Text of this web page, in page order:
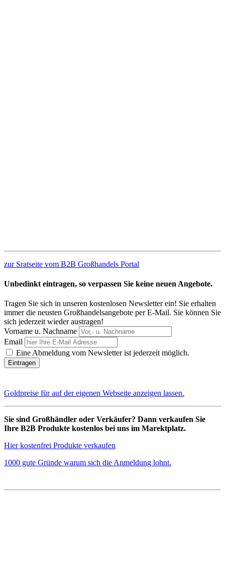
zur Sratseite vom B2B Großhandels Portal
Unbedinkt eintragen, so verpassen Sie keine neuen Angebote.
Tragen Sie sich in unseren kostenlosen Newsletter ein! Sie erhalten
immer die neusten Großhandelsangebote per E-Mail. Sie können Sie
sich jederzeit wieder austragen!
Vorname u. Nachname
Email
Eine Abmeldung vom Newsletter ist jederzeit möglich.
Goldpreise für auf der eigenen Webseite anzeigen lassen.
Sie sind Großhändler oder Verkäufer? Dann verkaufen Sie
Ihre B2B Produkte kostenlos bei uns im Marektplatz.
Hier kostenfrei Produkte verkaufen
1000 gute Gründe warum sich die Anmeldung lohnt.